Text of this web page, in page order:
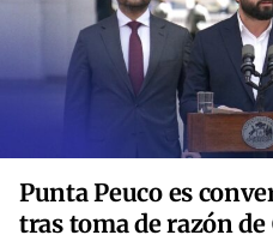
Punta Peuco es
tras toma de razón